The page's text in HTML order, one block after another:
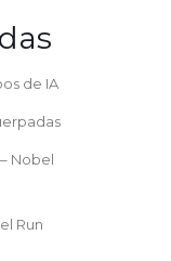
de IA
Nobel
Run